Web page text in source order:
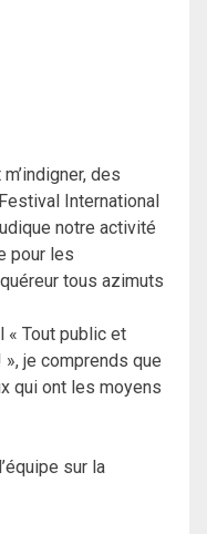
des
International
notre activité
pour les
tous azimuts
« Tout public et
je comprends que
qui ont les moyens
sur la